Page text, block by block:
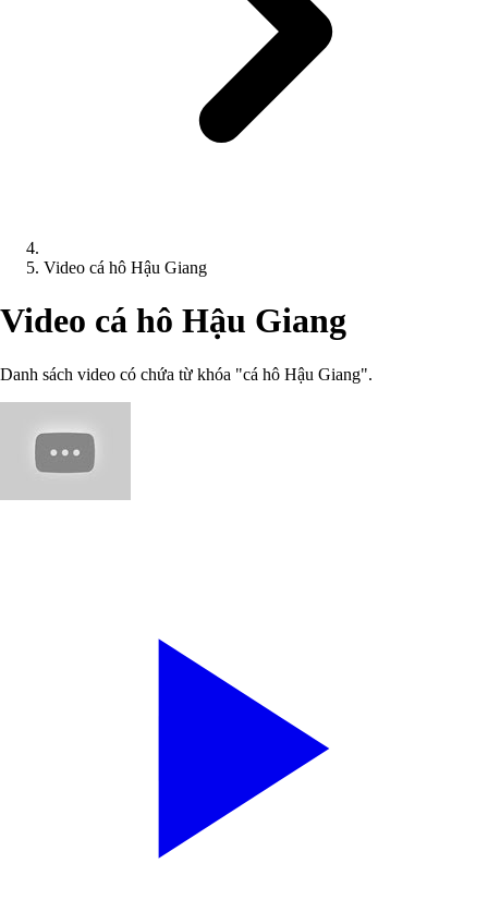
Video cá hô Hậu Giang
Video cá hô Hậu Giang
Danh sách video có chứa từ khóa "cá hô Hậu Giang".